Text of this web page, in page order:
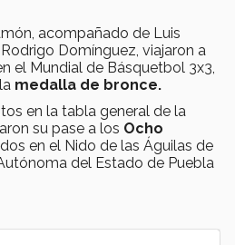
acompañado de Luis
Domínguez, viajaron a
el Mundial de Básquetbol 3x3,
medalla de bronce.
en la tabla general de la
su pase a los Ocho
en el Nido de las Águilas de
del Estado de Puebla